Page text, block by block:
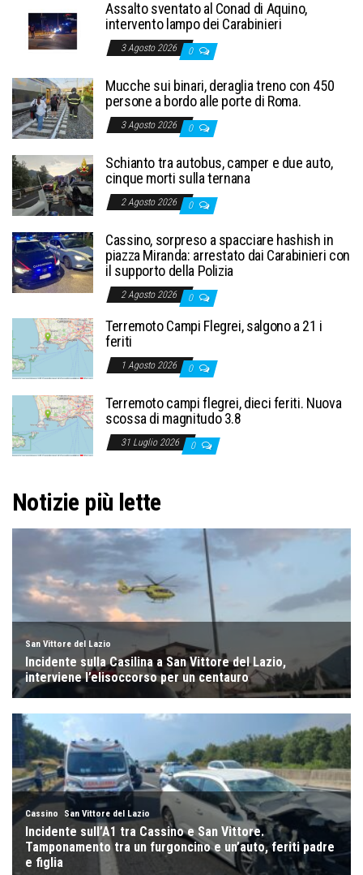
Assalto sventato al Conad di Aquino,
intervento lampo dei Carabinieri
3 Agosto 2026 0
Mucche sui binari, deraglia treno con 450
persone a bordo alle porte di Roma.
3 Agosto 2026 0
Schianto tra autobus, camper e due auto,
cinque morti sulla ternana
2 Agosto 2026 0
Cassino, sorpreso a spacciare hashish in
piazza Miranda: arrestato dai Carabinieri con
il supporto della Polizia
2 Agosto 2026 0
Terremoto Campi Flegrei, salgono a 21 i
feriti
1 Agosto 2026 0
Terremoto campi flegrei, dieci feriti. Nuova
scossa di magnitudo 3.8
31 Luglio 2026 0
Notizie più lette